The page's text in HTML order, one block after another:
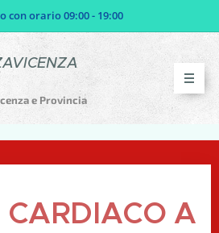
con orario 09:00 - 19:00
e Provincia
CARDIACO A